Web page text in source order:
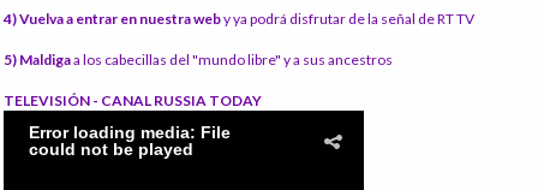
4) Vuelva a entrar en nuestra weby ya podrá disfrutar de la señal de RT TV
5) Maldigaa los cabecillas del "mundo libre" y a sus ancestros
TELEVISIÓN - CANAL RUSSIA TODAY